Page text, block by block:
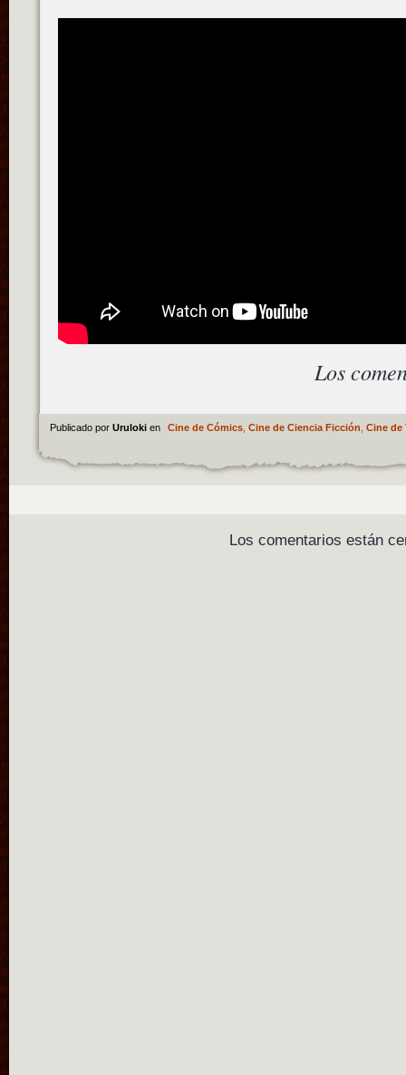
Los
Publicado por Uruloki en Cine de Cómics, Cine de Ciencia Ficción Cine de
Los comentarios están